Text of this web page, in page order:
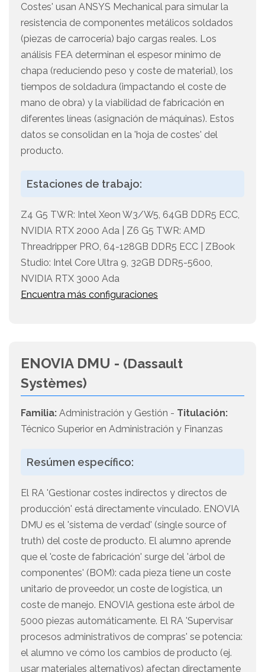
Costes' usan ANSYS Mechanical para simular la
resistencia de componentes metálicos soldados
(piezas de carrocería) bajo cargas reales. Los
análisis FEA determinan el espesor mínimo de
chapa (reduciendo peso y coste de material), los
tiempos de soldadura (impactando el coste de
mano de obra) y la viabilidad de fabricación en
diferentes líneas (asignación de máquinas). Estos
datos se consolidan en la 'hoja de costes' del
producto.
Estaciones de trabajo:
Z4 G5 TWR: Intel Xeon W3/W5, 64GB DDR5 ECC,
NVIDIA RTX 2000 Ada | Z6 G5 TWR: AMD
Threadripper PRO, 64-128GB DDR5 ECC | ZBook
Studio: Intel Core Ultra 9, 32GB DDR5-5600,
NVIDIA RTX 3000 Ada
Encuentra más configuraciones
ENOVIA DMU - (Dassault
Systèmes)
Familia: Administración y Gestión - Titulación:
Técnico Superior en Administración y Finanzas
Resúmen específico:
El RA 'Gestionar costes indirectos y directos de
producción' está directamente vinculado. ENOVIA
DMU es el 'sistema de verdad' (single source of
truth) del coste de producto. El alumno aprende
que el 'coste de fabricación' surge del 'árbol de
componentes' (BOM): cada pieza tiene un coste
unitario de proveedor, un coste de logística, un
coste de manejo. ENOVIA gestiona este árbol de
5000 piezas automáticamente. El RA 'Supervisar
procesos administrativos de compras' se potencia:
el alumno ve cómo los cambios de producto (ej.
usar materiales alternativos) afectan directamente